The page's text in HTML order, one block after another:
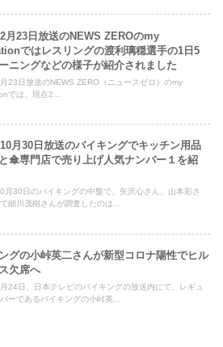
月23日放送のNEWS ZEROのmy
ではレスリングの渡利璃穏選手の1日5
ニングなどの様子が紹介されました
23日放送のNEWS ZERO（ニュースゼロ）のmy
では、現在2...
月30日放送のバイキングでキッチン用品
傘専門店で売り上げ人気ナンバー１を紹
月30日のバイキングの中盤で、矢沢心さん、山本彩さ
細川茂樹さんが調査したのは...
グの小峠英二さんが新型コロナ陽性でヒル
欠席へ
24日、日本テレビのバイキングの放送内にて、レギュ
ーであるバイキングの小峠英...